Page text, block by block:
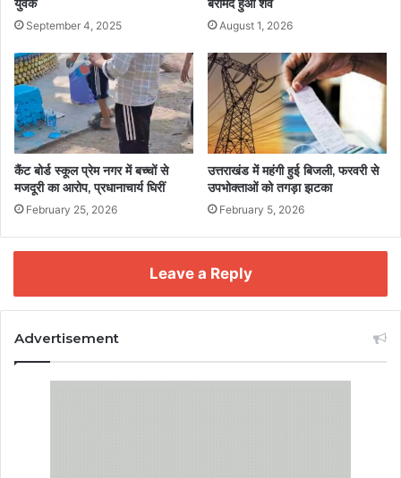
युवक
September 4, 2025
बरामद हुआ शव
August 1, 2026
कैंट बोर्ड स्कूल प्रेम नगर में बच्चों से
मजदूरी का आरोप, प्रधानाचार्य घिरीं
February 25, 2026
उत्तराखंड में महंगी हुई बिजली, फरवरी से
उपभोक्ताओं को तगड़ा झटका
February 5, 2026
Leave a Reply
Advertisement